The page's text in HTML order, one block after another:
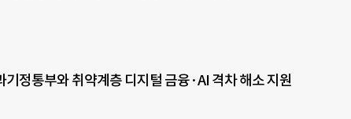
기정통부와 취약계층 디지털 금융·AI 격차 해소 지원